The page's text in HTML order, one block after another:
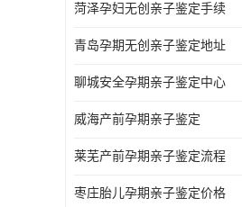
菏泽孕妇无创亲子鉴定手续
青岛孕期无创亲子鉴定地址
聊城安全孕期亲子鉴定中心
威海产前孕期亲子鉴定
莱芜产前孕期亲子鉴定流程
枣庄胎儿孕期亲子鉴定价格